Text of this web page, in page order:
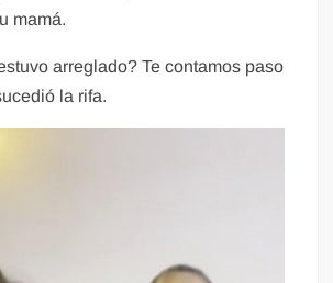
mamá.
arreglado? Te contamos paso
la rifa.